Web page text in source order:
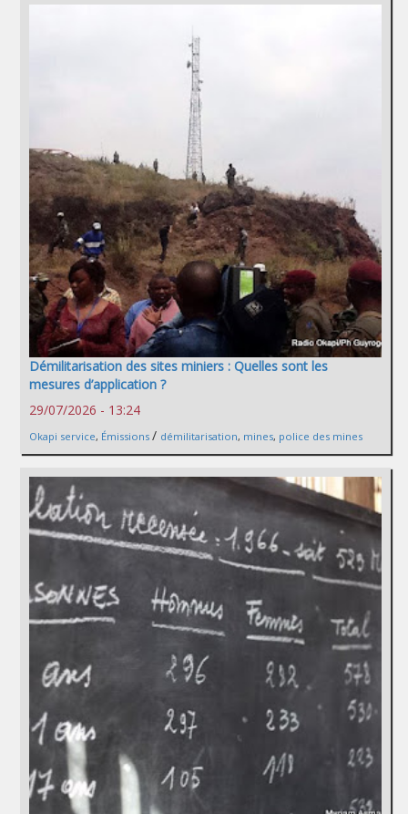
Démilitarisation des sites miniers : Quelles sont les
mesures d’application ?
29/07/2026 - 13:24
Okapi service, Émissions / démilitarisation, mines, police des mines